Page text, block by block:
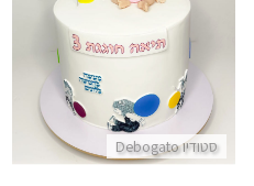
סטודיו Debogato
עוגת יום הולדת מעשה בחמישה
התקשר/י